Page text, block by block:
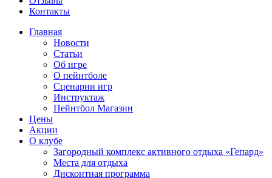
Контакты
Главная
Новости
Статьи
Об игре
О пейнтболе
Сценарии игр
Инструктаж
Пейнтбол Магазин
Цены
Акции
О клубе
Загородный комплекс активного отдыха «Гепард»
Места для отдыха
Дисконтная программа